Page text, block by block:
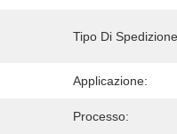
Tipo Di
Applicazione:
Processo: